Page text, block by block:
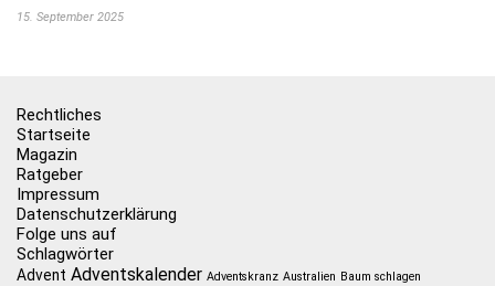
15. September 2025
Rechtliches
Startseite
Magazin
Ratgeber
Impressum
Datenschutzerklärung
Folge uns auf
Schlagwörter
Advent Adventskalender Adventskranz Australien Baum schlagen